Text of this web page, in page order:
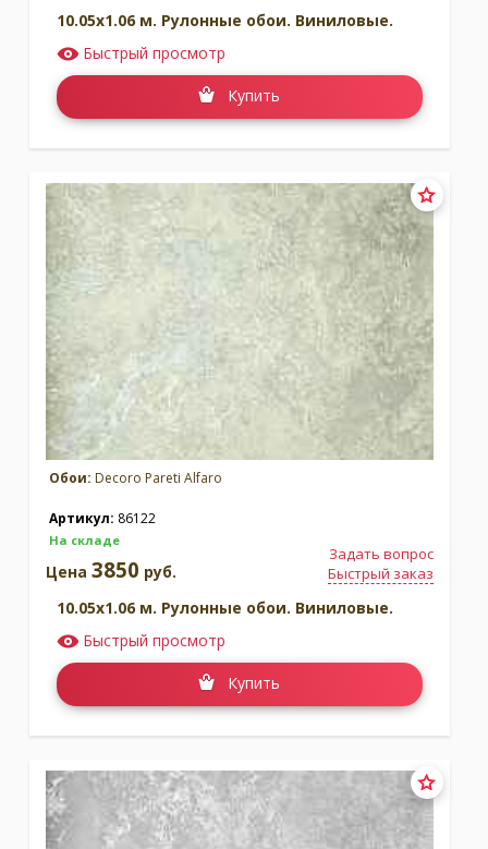
10.05x1.06 м. Рулонные обои. Виниловые.
Быстрый просмотр
Купить
Обои: Decoro Pareti Alfaro
Артикул: 86122
На складе
Задать вопрос
Быстрый заказ
Цена 3850 руб.
10.05x1.06 м. Рулонные обои. Виниловые.
Быстрый просмотр
Купить